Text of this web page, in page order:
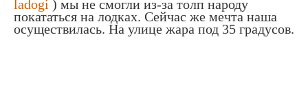
ladogi ) мы не смогли из-за толп народу
покататься на лодках. Сейчас же мечта наша
осуществилась. На улице жара под 35 градусов.